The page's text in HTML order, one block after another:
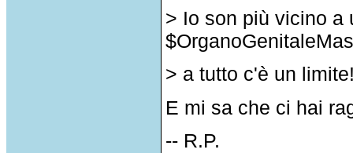
> Io son più vicino a
> a tutto c'è un
E mi sa che ci hai
-- R.P.